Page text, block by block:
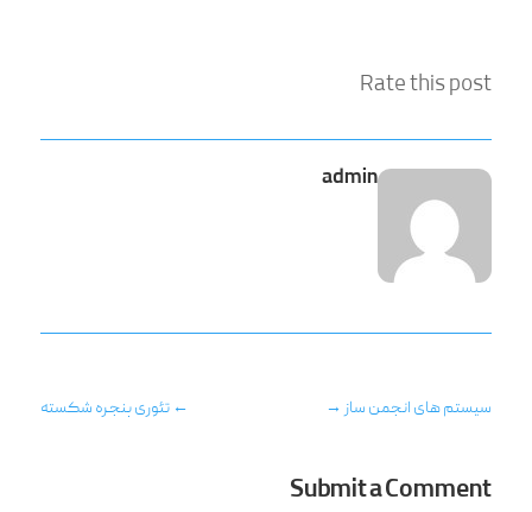
Rate this post
admin
←تئوری پنجره شکسته سیستم های انجمن ساز→
Submit a Comment